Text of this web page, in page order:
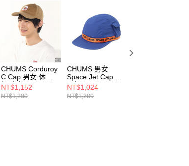
CHUMS Corduroy
C Cap 男女 休閒
帽 米色
CH051449B001
NT$1,152
NT$1,280
CHUMS 男女
Space Jet Cap 休
閒帽
CH051422A001
NT$1,024
NT$1,280